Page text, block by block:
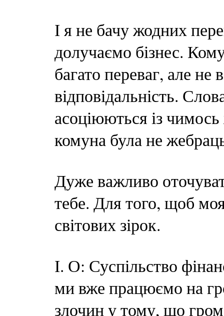
І я не бачу жодних
долучаємо бізнес.
багато переваг, але не
відповідальність.
асоціюються із
комуна була не
Дуже важливо
тебе. Для того, щоб
світових зірок.
І. О: Суспільство
ми вже працюємо на
злочин у тому, що